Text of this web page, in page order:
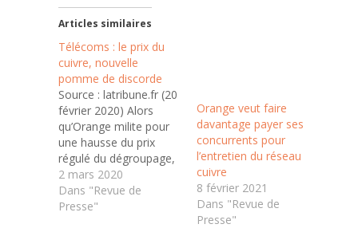
Articles similaires
Télécoms : le prix du
cuivre, nouvelle
pomme de discorde
Source : latribune.fr (20
février 2020) Alors
qu’Orange milite pour
une hausse du prix
régulé du dégroupage,
payé par les
opérateurs alternatifs
pour utiliser son réseau
2 mars 2020
Dans "Revue de
Presse"
Orange veut faire
davantage payer ses
concurrents pour
l’entretien du réseau
cuivre
8 février 2021
Dans "Revue de
Presse"